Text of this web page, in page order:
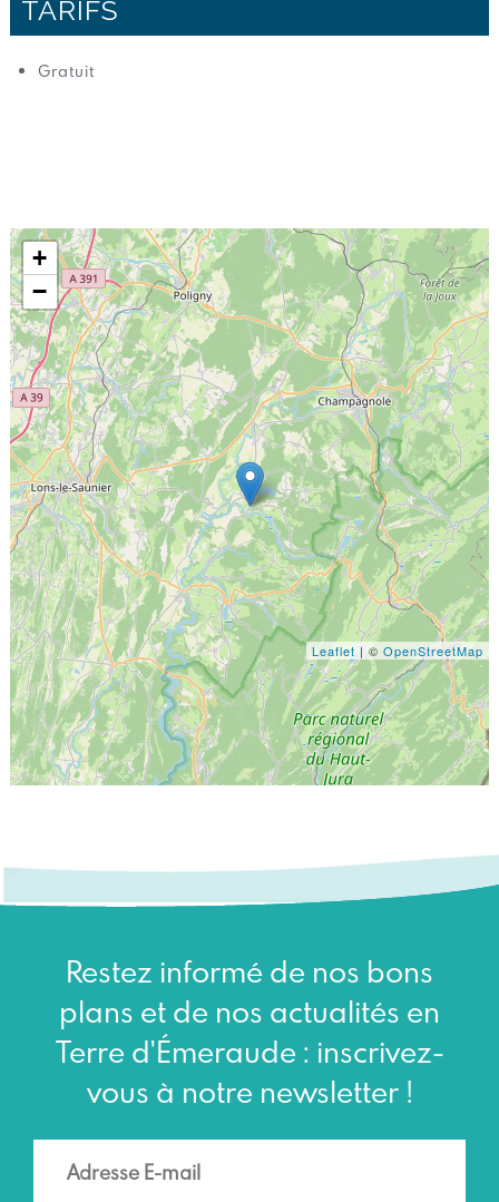
TARIFS
Gratuit
+
−
Leaflet | ©OpenStreetMap
Restez informé de nos bons
plans et de nos actualités en
Terre d'Émeraude : inscrivez-
vous à notre newsletter !